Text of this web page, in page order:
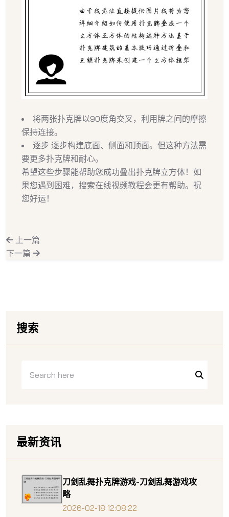
将两张扑克牌以90度角交叉，利用牌之间的摩擦
保持连接。
逐步 逐步构建底面、侧面和顶面。但这种方法需
要更多扑克牌和耐心。
希望这些步骤能帮助您成功叠出扑克牌立方体！如
果您遇到困难，搜索在线视频教程会更有帮助。祝
您好运！
上一篇
下一篇
搜索
最新资讯
刀剑乱舞扑克牌游戏-刀剑乱舞游戏攻
略
2026-02-18 12:08:22